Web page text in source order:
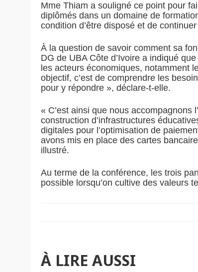
Mme Thiam a souligné ce point pour
diplômés dans un domaine de
condition d’être disposé et de continuer
À la question de savoir comment sa
DG de UBA Côte d’Ivoire a indiqué
les acteurs économiques, notamment
objectif, c’est de comprendre les
pour y répondre », déclare-t-elle.
« C’est ainsi que nous accompagnons
construction d’infrastructures
digitales pour l’optimisation de
avons mis en place des cartes
illustré.
Au terme de la conférence, les trois
possible lorsqu’on cultive des valeurs
À LIRE AUSSI